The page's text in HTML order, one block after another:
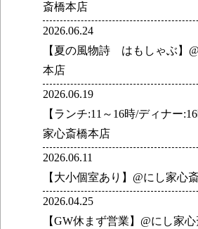
斎橋本店
2026.06.24
【夏の風物詩 はもしゃぶ】
本店
2026.06.19
【ランチ:11～16時/ディナー
家心斎橋本店
2026.06.11
【大小個室あり】@にし家心
2026.04.25
【GW休まず営業】@にし家